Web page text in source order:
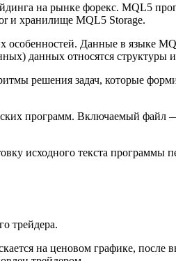
на рынке форекс. MQL5
и хранилище MQL5 Storage.
особенностей. Данные в языке
данных относятся структуры
решения задач, которые
программ. Включаемый
исходного текста
трейдера.
на ценовом графике, после